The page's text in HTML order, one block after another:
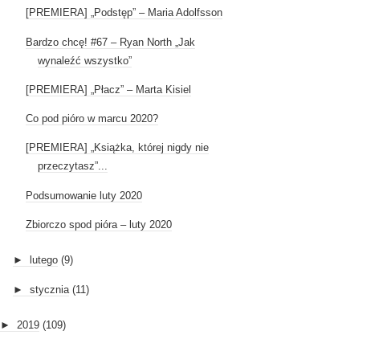
[PREMIERA] „Podstęp” – Maria Adolfsson
Bardzo chcę! #67 – Ryan North „Jak
wynaleźć wszystko”
[PREMIERA] „Płacz” – Marta Kisiel
Co pod pióro w marcu 2020?
[PREMIERA] „Książka, której nigdy nie
przeczytasz”...
Podsumowanie luty 2020
Zbiorczo spod pióra – luty 2020
► lutego (9)
► stycznia (11)
► 2019 (109)